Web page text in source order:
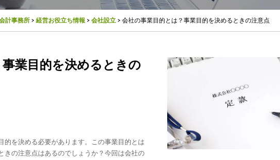
計事務所 > 経営お役立ち情報 > 会社設立 > 会社の事業目的とは？事業目的を決めるときの注意点
業目的を決めるときの
的を決める必要があります。この事業目的とは
きの注意点はあるのでしょうか？今回は会社の